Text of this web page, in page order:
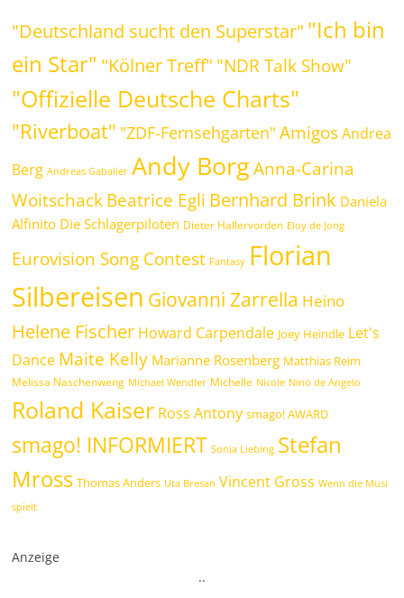
"Deutschland sucht den Superstar" "Ich bin
ein Star" "Kölner Treff" "NDR Talk Show"
"Offizielle Deutsche Charts"
"Riverboat" "ZDF-Fernsehgarten" Amigos Andrea
Berg Andreas Gabalier Andy Borg Anna-Carina
WoitschackBeatrice Egli Bernhard Brink Daniela
Alfinito Die Schlagerpiloten Dieter Hallervorden Eloy de Jong
Eurovision Song Contest Fantasy Florian
Silbereisen Giovanni Zarrella Heino
Helene Fischer Howard Carpendale Joey Heindle Let's
Dance Maite Kelly Marianne Rosenberg Matthias Reim
Melissa Naschenweng Michael Wendler Michelle Nicole Nino de Angelo
Roland Kaiser Ross Antony smago! AWARD
smago! INFORMIERT Sonia Liebing Stefan
Mross Thomas Anders Uta Bresan Vincent Gross Wenn die Musi
spielt
Anzeige
..